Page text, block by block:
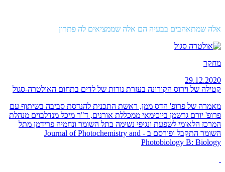
אלה שמתאהבים בבעיה הם אלה שממציאים לה פתרון
מחקר
29.12.2020
קטילה של וירוס הקורונה בעזרת נורות של לדים בתחום האולטרה-סגול
מאמרה של פרופ' הדס ממן, ראשת התכנית להנדסת סביבה בשיתוף עם
פרופ' יורם גרשמן ביוכימאי ממכללת אורנים, ד"ר מיכל מנדלבוים מנהלת
המרכז הלאומי לשפעת ונגיפי נשימה בתל השומר ונחמיה פרידמן מתל
השומר התקבל ופורסם ב - Journal of Photochemistry and
Photobiology B: Biology